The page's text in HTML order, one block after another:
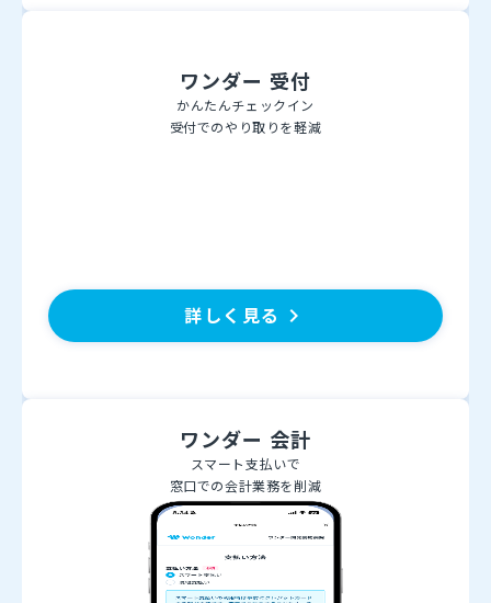
ワンダー 受付
かんたんチェックイン
受付でのやり取りを軽減
詳しく見る keyboard_arrow_right
ワンダー 会計
スマート支払いで
窓口での会計業務を削減